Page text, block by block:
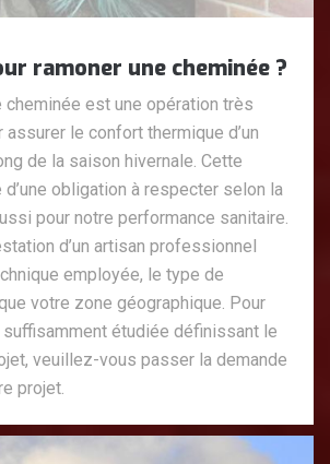
ramoner une cheminée ?
cheminée est une opération très
le confort thermique d’un
de la saison hivernale. Cette
obligation à respecter selon la
pour notre performance sanitaire.
d’un artisan professionnel
employée, le type de
votre zone géographique. Pour
suffisamment étudiée définissant le
veuillez-vous passer la demande
projet.